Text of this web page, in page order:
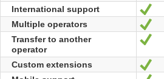
International support
Sí
Multiple operators
Transfer to another
operator
Sí
Custom extensions